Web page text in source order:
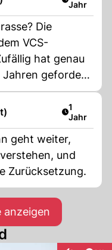
Jahr
Die
VCS-
hat genau
Jahren gefordert
Da
bestellt?
Artikel
1
Jahr
geht weiter,
und
Zurücksetzung.
anzeigen